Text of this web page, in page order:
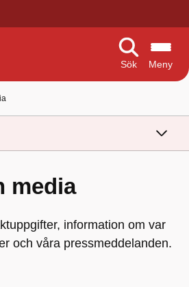
Sök
Meny
media
information om var
och våra pressmeddelanden.